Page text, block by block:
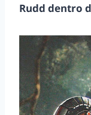
Rudd dentro